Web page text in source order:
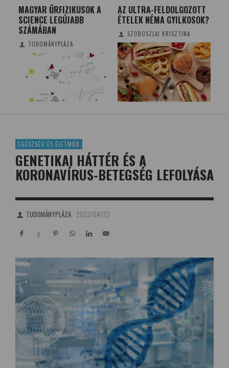
MAGYAR ŰRFIZIKUSOK A
SCIENCE LEGÚJABB
SZÁMÁBAN
TUDOMÁNYPLÁZA
AZ ULTRA-FELDOLGOZOTT
ÉTELEK NÉMA GYILKOSOK?
SZOBOSZLAI KRISZTINA
EGÉSZSÉG ÉS ÉLETMÓD
GENETIKAI HÁTTÉR ÉS A
KORONAVÍRUS-BETEGSÉG LEFOLYÁSA
TUDOMÁNYPLÁZA 2022/04/23